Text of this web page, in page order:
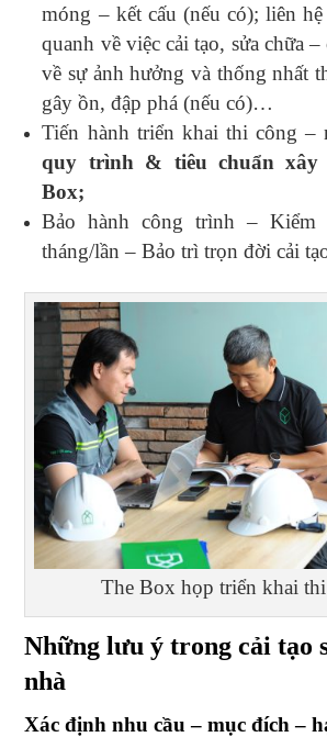
móng – kết cấu (nếu có); liên
quanh về việc cải tạo, sửa chữa
về sự ảnh hưởng và thống nhất
gây ồn, đập phá (nếu có)…
Tiến hành triển khai thi công –
quy trình & tiêu chuẩn xây
Box;
Bảo hành công trình –
tháng/lần – Bảo trì trọn đời cải
The Box họp triển khai
Những lưu ý trong cải tạo
nhà
Xác định nhu cầu – mục đích –